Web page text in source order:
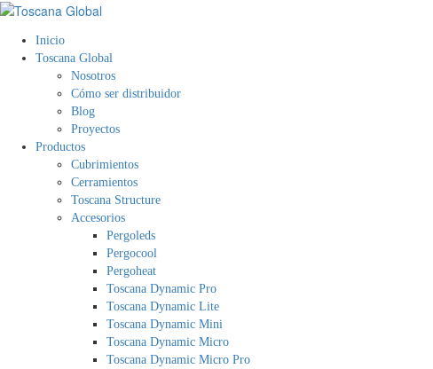
Inicio
Toscana Global
Nosotros
Cómo ser distribuidor
Blog
Proyectos
Productos
Cubrimientos
Cerramientos
Toscana Structure
Accesorios
Pergoleds
Pergocool
Pergoheat
Toscana Dynamic Pro
Toscana Dynamic Lite
Toscana Dynamic Mini
Toscana Dynamic Micro
Toscana Dynamic Micro Pro